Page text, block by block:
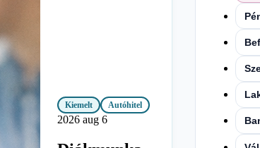
Kiemelt Autóhitel
2026 aug 6